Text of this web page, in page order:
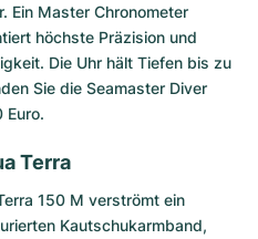
Ein Master Chronometer
höchste Präzision und
Die Uhr hält Tiefen bis zu
Sie die Seamaster Diver
Terra
150 M verströmt ein
Kautschukarmband,